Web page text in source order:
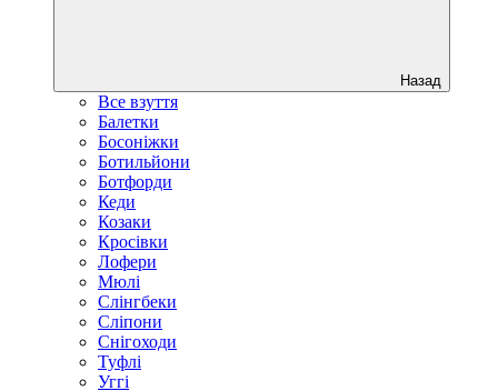
Назад
Все взуття
Балетки
Босоніжки
Ботильйони
Ботфорди
Кеди
Козаки
Кросівки
Лофери
Мюлі
Слінгбеки
Сліпони
Снігоходи
Туфлі
Уггі